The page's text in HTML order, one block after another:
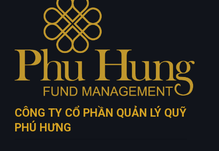
Chính sách bảo mật
CÔNG TY CỔ PHẦN QUẢN LÝ QUỸ
PHÚ HƯNG